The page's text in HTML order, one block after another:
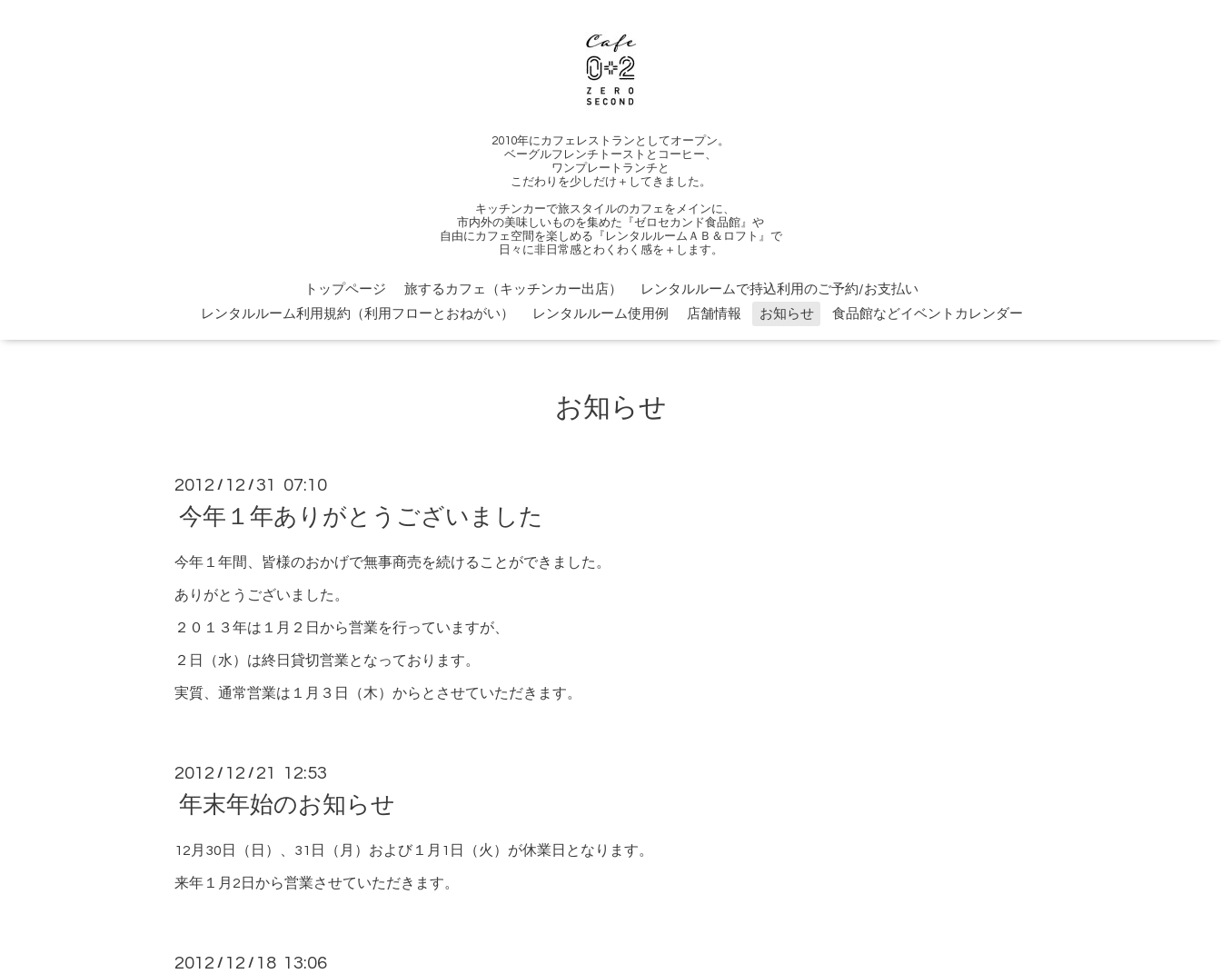
2010年にカフェレストランとしてオープン。
ベーグルフレンチトーストとコーヒー、
ワンプレートランチと
こだわりを少しだけ＋してきました。
キッチンカーで旅スタイルのカフェをメインに、
市内外の美味しいものを集めた『ゼロセカンド食品館』や
自由にカフェ空間を楽しめる『レンタルルームＡＢ＆ロフト』で
日々に非日常感とわくわく感を＋します。
トップページ 旅するカフェ（キッチンカー出店）
レンタルルームで持込利用のご予約/お支払い
レンタルルーム利用規約（利用フローとおねがい）
レンタルルーム使用例 店舗情報 お知らせ 食品館などイベントカレンダー
お知らせ
2012 / 12 /31 07:10
今年１年ありがとうございました
今年１年間、皆様のおかげで無事商売を続けることができました。
ありがとうございました。
２０１３年は１月２日から営業を行っていますが、
２日（水）は終日貸切営業となっております。
実質、通常営業は１月３日（木）からとさせていただきます。
2012 / 12 / 21 12:53
年末年始のお知らせ
12月30日（日）、31日（月）および１月1日（火）が休業日となります。
来年１月2日から営業させていただきます。
2012 / 12 / 18 13:06